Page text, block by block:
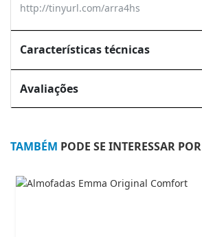
http://tinyurl.com/arra4hs
Características técnicas
Avaliações
TAMBÉM PODE SE INTERESSAR POR